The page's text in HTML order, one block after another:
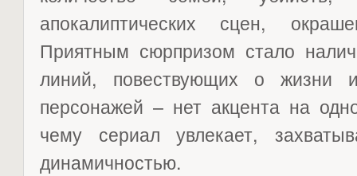
апокалиптических сцен,
Приятным сюрпризом стало
линий, повествующих о жизни
персонажей – нет акцента на
чему сериал увлекает,
динамичностью.